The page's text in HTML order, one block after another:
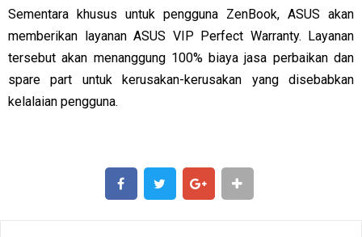
Sementara khusus untuk pengguna ZenBook, ASUS akan
memberikan layanan ASUS VIP Perfect Warranty. Layanan
tersebut akan menanggung 100% biaya jasa perbaikan dan
spare part untuk kerusakan-kerusakan yang disebabkan
kelalaian pengguna.